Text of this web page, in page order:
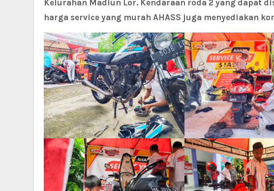
Kelurahan Madiun Lor. Kendaraan roda 2 yang dapat
harga service yang murah AHASS juga menyediakan